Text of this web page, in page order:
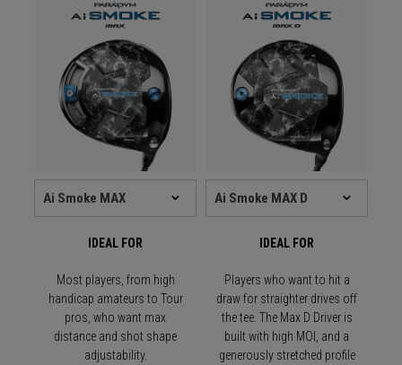
IDEAL FOR IDEAL FOR
Most players, from high
handicap amateurs to Tour
pros, who want max
distance and shot shape
adjustability.
Players who want to hit a
draw for straighter drives off
the tee. The Max D Driver is
built with high MOI, and a
generously stretched profile